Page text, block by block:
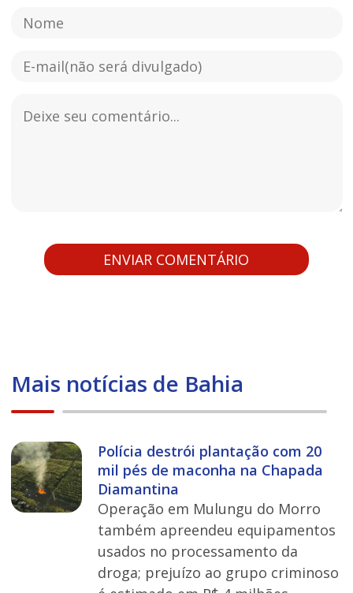
Mais notícias de Bahia
Polícia destrói plantação com 20
mil pés de maconha na Chapada
Diamantina
Operação em Mulungu do Morro
também apreendeu equipamentos
usados no processamento da
droga; prejuízo ao grupo criminoso